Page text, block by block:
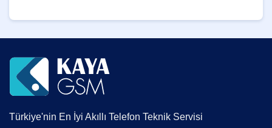
Türkiye'nin En İyi Akıllı Telefon Teknik Servisi